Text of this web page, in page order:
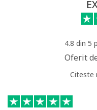
4.8 din 5
Oferit
Citeste